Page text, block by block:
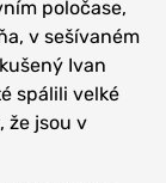
poločase,
v sešívaném
Ivan
spálili velké
že jsou v